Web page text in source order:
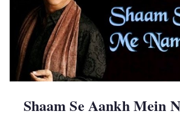
Shaam Se Aankh Mein